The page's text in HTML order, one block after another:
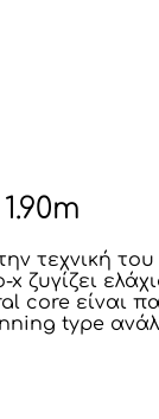
τεχνική
ζυγίζει
core είναι
type